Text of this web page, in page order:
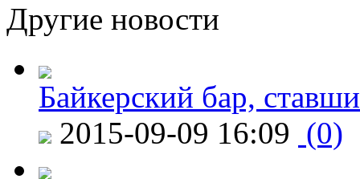
Другие новости
Байкерский бар,
2015-09-09 16:09 (0)